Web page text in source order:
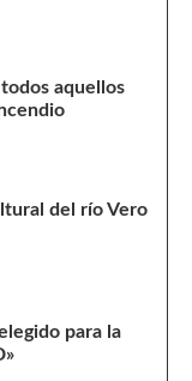
todos aquellos
del río Vero
para la